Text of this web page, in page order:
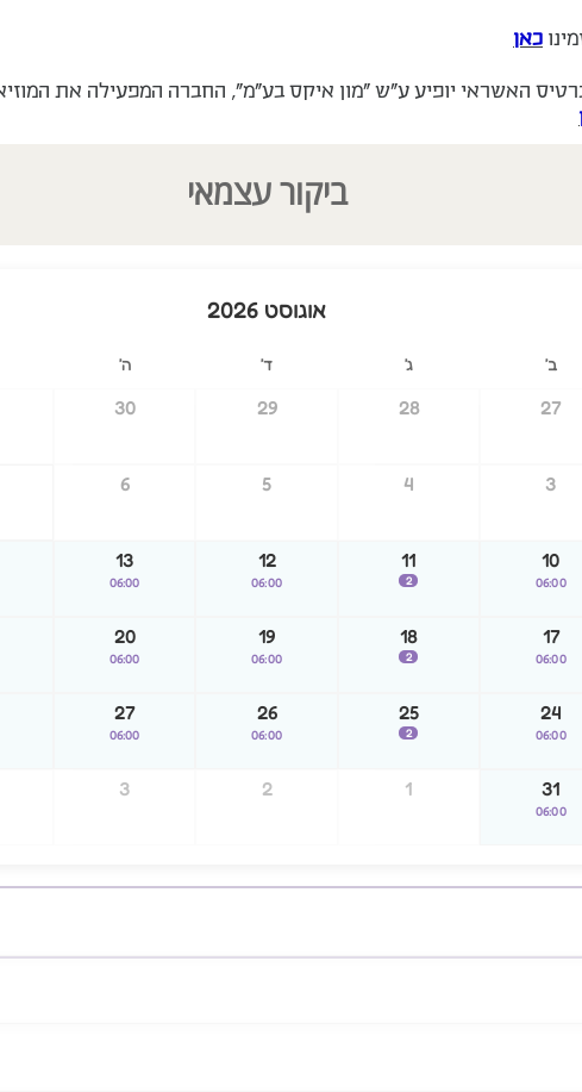
כאן
האשראי יופיע ע"ש "מון איקס בע"מ", החברה המפעילה את